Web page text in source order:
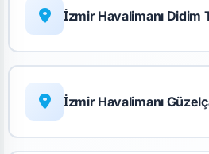
İzmir Havalimanı Didim
İzmir Havalimanı